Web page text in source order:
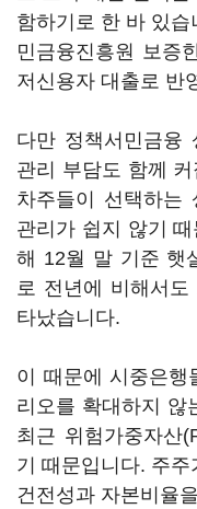
함하기로 한 바 있
민금융진흥원 보증
저신용자 대출로 반
다만 정책서민금융
관리 부담도 함께
차주들이 선택하는
관리가 쉽지 않기
해 12월 말 기준 햇
로 전년에 비해서
타났습니다.
이 때문에 시중은행
리오를 확대하지 않
최근 위험가중자산
기 때문입니다. 주
건전성과 자본비율